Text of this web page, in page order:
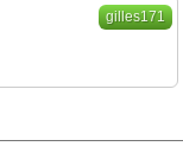
gilles171